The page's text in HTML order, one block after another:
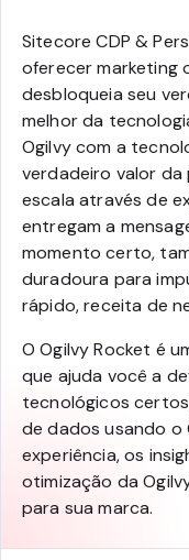
Sitecore CDP &
oferecer marketing
desbloqueia seu
melhor da
Ogilvy com a
verdadeiro valor da
escala através de
entregam a
momento certo,
duradoura para
rápido, receita de
O Ogilvy Rocket é
que ajuda você a
tecnológicos
de dados usando o
experiência, os
otimização da
para sua marca.